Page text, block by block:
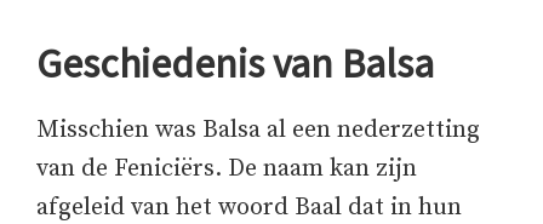
Geschiedenis van Balsa
Misschien was Balsa al een nederzetting
van de Feniciërs. De naam kan zijn
afgeleid van het woord Baal dat in hun